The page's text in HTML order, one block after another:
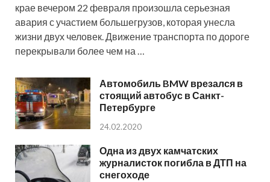
крае вечером 22 февраля произошла серьезная
авария с участием большегрузов, которая унесла
жизни двух человек. Движение транспорта по дороге
перекрывали более чем на …
Автомобиль BMW врезался в
стоящий автобус в Санкт-
Петербурге
24.02.2020
Одна из двух камчатских
журналисток погибла в ДТП на
снегоходе